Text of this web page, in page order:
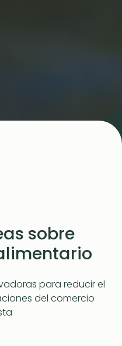
sobre
para reducir el
del comercio